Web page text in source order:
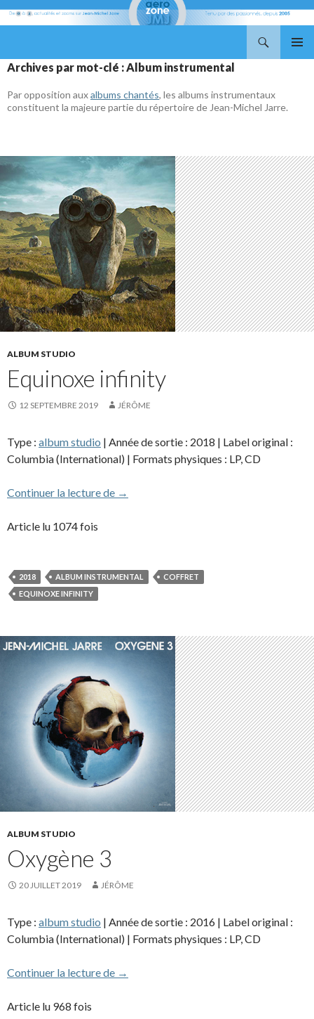
AU
Archives par mot-clé : Album instrumental
Par opposition auxalbums chantés, les albums instrumentaux
constituent la majeure partie du répertoire de Jean-Michel Jarre.
ALBUM STUDIO
Equinoxe infinity
12 SEPTEMBRE 2019 JÉRÔME
Type : album studio | Année de sortie : 2018 | Label original :
Columbia (International) | Formats physiques : LP, CD
Continuer la lecture de Equinoxe infinity
→
Article lu 1074 fois
2018 ALBUM INSTRUMENTAL
COFFRET
EQUINOXE INFINITY
ALBUM STUDIO
Oxygène 3
20 JUILLET 2019 JÉRÔME
Type : album studio | Année de sortie : 2016 | Label original :
Columbia (International) | Formats physiques : LP, CD
Continuer la lecture de Oxygène 3
→
Article lu 968 fois